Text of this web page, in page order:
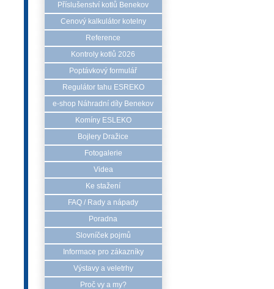
Příslušenství kotlů Benekov
Cenový kalkulátor kotelny
Reference
Kontroly kotlů 2026
Poptávkový formulář
Regulátor tahu ESREKO
e-shop Náhradní díly Benekov
Komíny ESLEKO
Bojlery Dražice
Fotogalerie
Videa
Ke stažení
FAQ / Rady a nápady
Poradna
Slovníček pojmů
Informace pro zákazníky
Výstavy a veletrhy
Proč vy a my?